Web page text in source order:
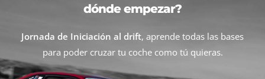
dónde empezar?
Jornada de Iniciación al drift, aprende todas las bases
para poder cruzar tu coche como tú quieras.